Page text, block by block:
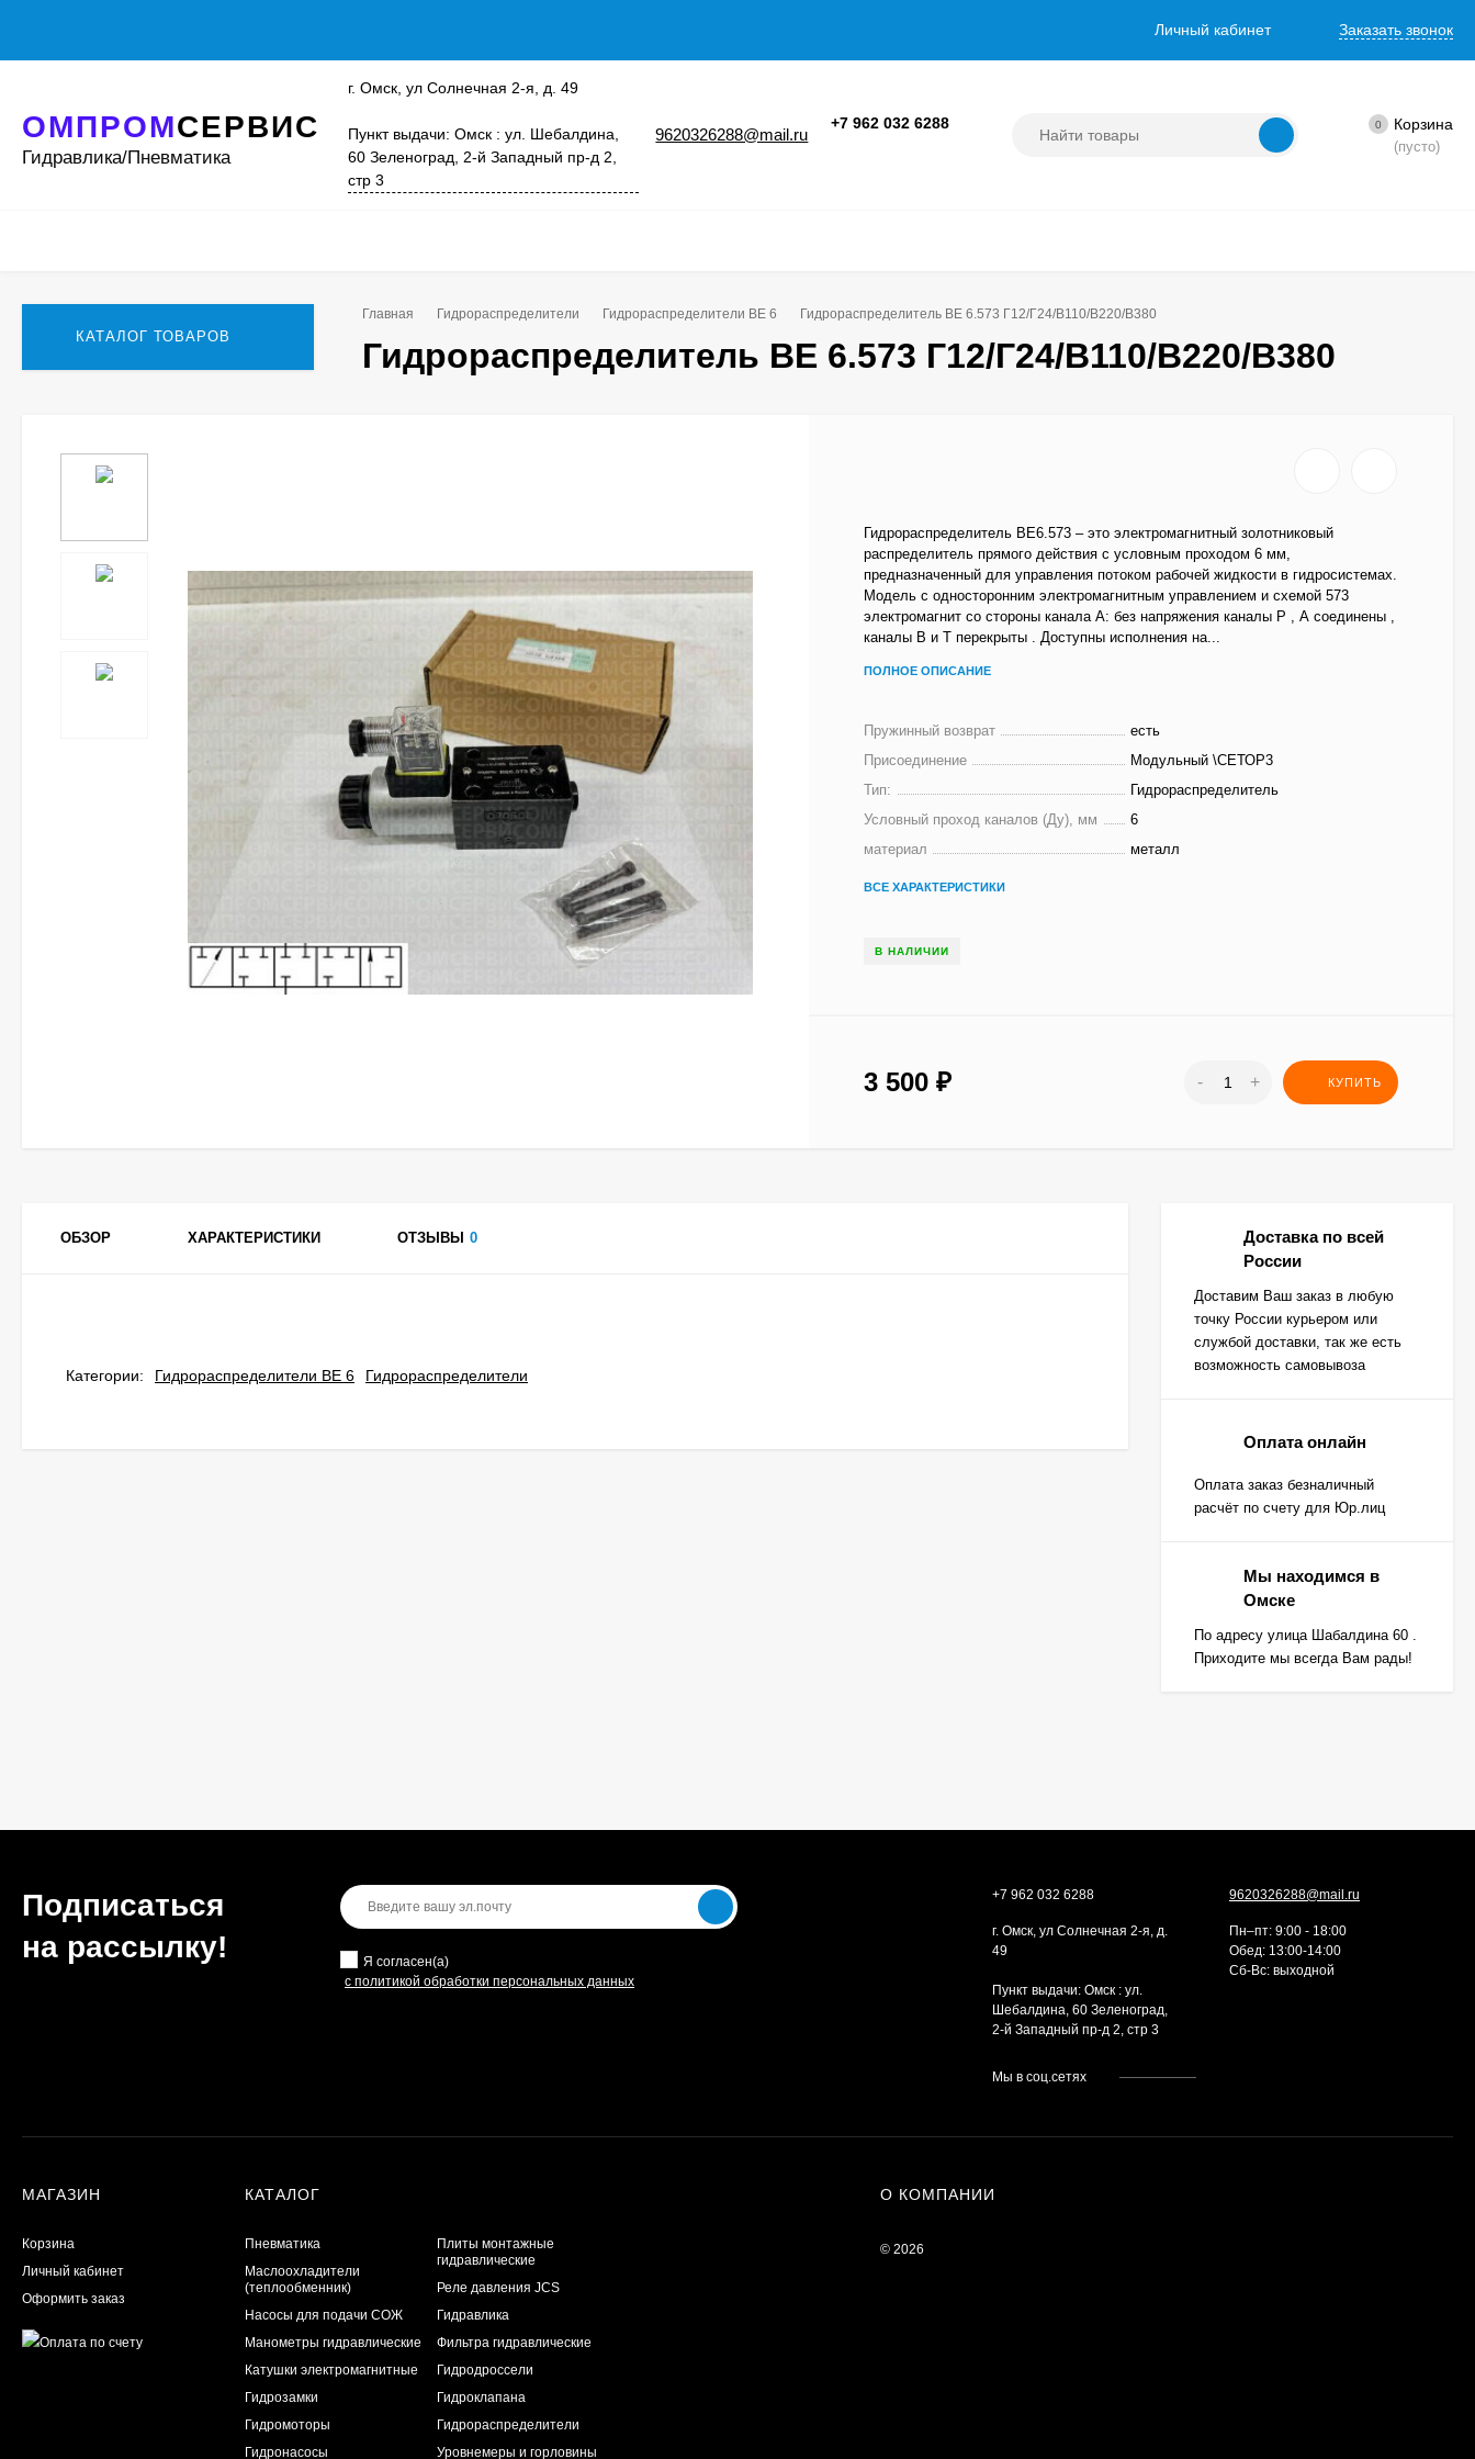
Личный кабинет Заказать звонок
ОМПРОМСЕРВИС
Гидравлика/Пневматика
г. Омск, ул Солнечная 2-я, д. 49
Пункт выдачи: Омск : ул. Шебалдина,
60 Зеленоград, 2-й Западный пр-д 2,
стр 3
9620326288@mail.ru
+7 962 032 6288 0 Корзина
(пусто)
КАТАЛОГ ТОВАРОВ
Главная Гидрораспределители Гидрораспределители ВЕ 6 Гидрораспределитель ВЕ 6.573 Г12/Г24/В110/В220/В380
Гидрораспределитель ВЕ 6.573 Г12/Г24/В110/В220/В380
Гидрораспределитель ВЕ6.573 – это электромагнитный золотниковый
распределитель прямого действия с условным проходом 6 мм,
предназначенный для управления потоком рабочей жидкости в гидросистемах.
Модель с односторонним электромагнитным управлением и схемой 573
электромагнит со стороны канала А: без напряжения каналы P , А соединены ,
каналы В и Т перекрыты . Доступны исполнения на...
ПОЛНОЕ ОПИСАНИЕ
Пружинный возврат
есть
Присоединение
Модульный \СЕТОР3
Тип:
Гидрораспределитель
Условный проход каналов (Ду), мм
6
материал
металл
ВСЕ ХАРАКТЕРИСТИКИ
В НАЛИЧИИ
3 500₽ - + КУПИТЬ
ОБЗОР ХАРАКТЕРИСТИКИ ОТЗЫВЫ 0
Категории: Гидрораспределители ВЕ 6 Гидрораспределители
Доставка по всей
России
Доставим Ваш заказ в любую
точку России курьером или
службой доставки, так же есть
возможность самовывоза
Оплата онлайн
Оплата заказ безналичный
расчёт по счету для Юр.лиц
Мы находимся в
Омске
По адресу улица Шабалдина 60 .
Приходите мы всегда Вам рады!
Подписаться
на рассылкy!
Я согласен(a)
с политикой обработки персональных данных
+7 962 032 6288
г. Омск, ул Солнечная 2-я, д.
49
Пункт выдачи: Омск : ул.
Шебалдина, 60 Зеленоград,
2-й Западный пр-д 2, стр 3
9620326288@mail.ru
Пн–пт: 9:00 - 18:00
Обед: 13:00-14:00
Cб-Вс: выходной
Мы в соц.сетях
МАГАЗИН
Корзина
Личный кабинет
Оформить заказ
КАТАЛОГ
Пневматика
Маслоохладители
(теплообменник)
Насосы для подачи СОЖ
Манометры гидравлические
Катушки электромагнитные
Гидрозамки
Гидромоторы
Гидронасосы
Плиты монтажные
гидравлические
Реле давления JCS
Гидравлика
Фильтра гидравлические
Гидродроссели
Гидроклапана
Гидрораспределители
Уровнемеры и горловины
О КОМПАНИИ
© 2026